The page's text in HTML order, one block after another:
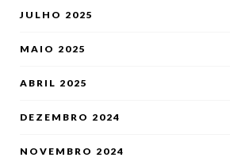
JULHO 2025
MAIO 2025
ABRIL 2025
DEZEMBRO 2024
NOVEMBRO 2024